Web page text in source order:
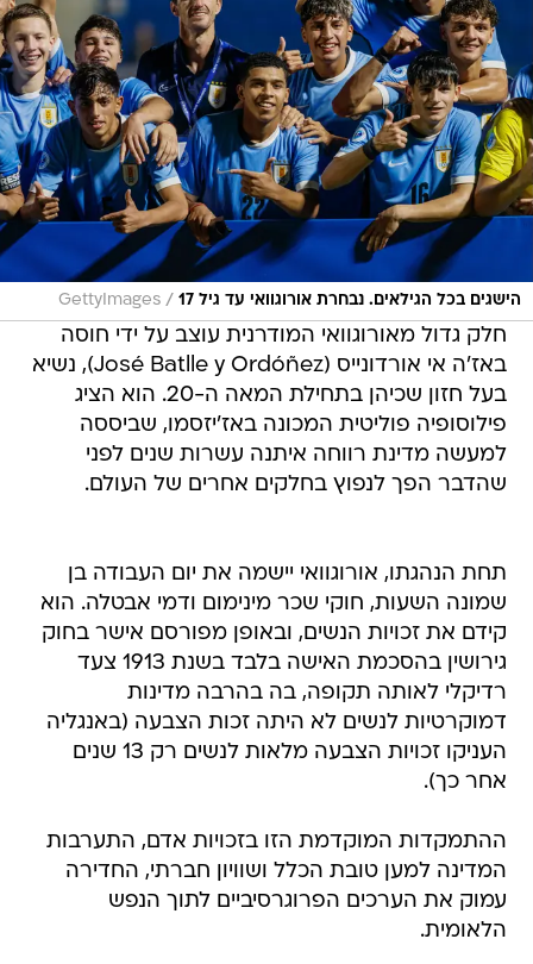
הישגים בכל הגילאים. נבחרת אורוגוואי עד גיל 17 /
GettyImages
חלק גדול מאורוגוואי המודרנית עוצב על ידי חוסה
באז'ה אי אורדונייס (José Batlle y Ordóñez), נשיא
בעל חזון שכיהן בתחילת המאה ה-20. הוא הציג
פילוסופיה פוליטית המכונה באז'יזסמו, שביססה
למעשה מדינת רווחה איתנה עשרות שנים לפני
שהדבר הפך לנפוץ בחלקים אחרים של העולם.
תחת הנהגתו, אורוגוואי יישמה את יום העבודה בן
שמונה השעות, חוקי שכר מינימום ודמי אבטלה. הוא
קידם את זכויות הנשים, ובאופן מפורסם אישר בחוק
גירושין בהסכמת האישה בלבד בשנת 1913 צעד
רדיקלי לאותה תקופה, בה בהרבה מדינות
דמוקרטיות לנשים לא היתה זכות הצבעה (באנגליה
העניקו זכויות הצבעה מלאות לנשים רק 13 שנים
אחר כך).
ההתמקדות המוקדמת הזו בזכויות אדם, התערבות
המדינה למען טובת הכלל ושוויון חברתי, החדירה
עמוק את הערכים הפרוגרסיביים לתוך הנפש
הלאומית.